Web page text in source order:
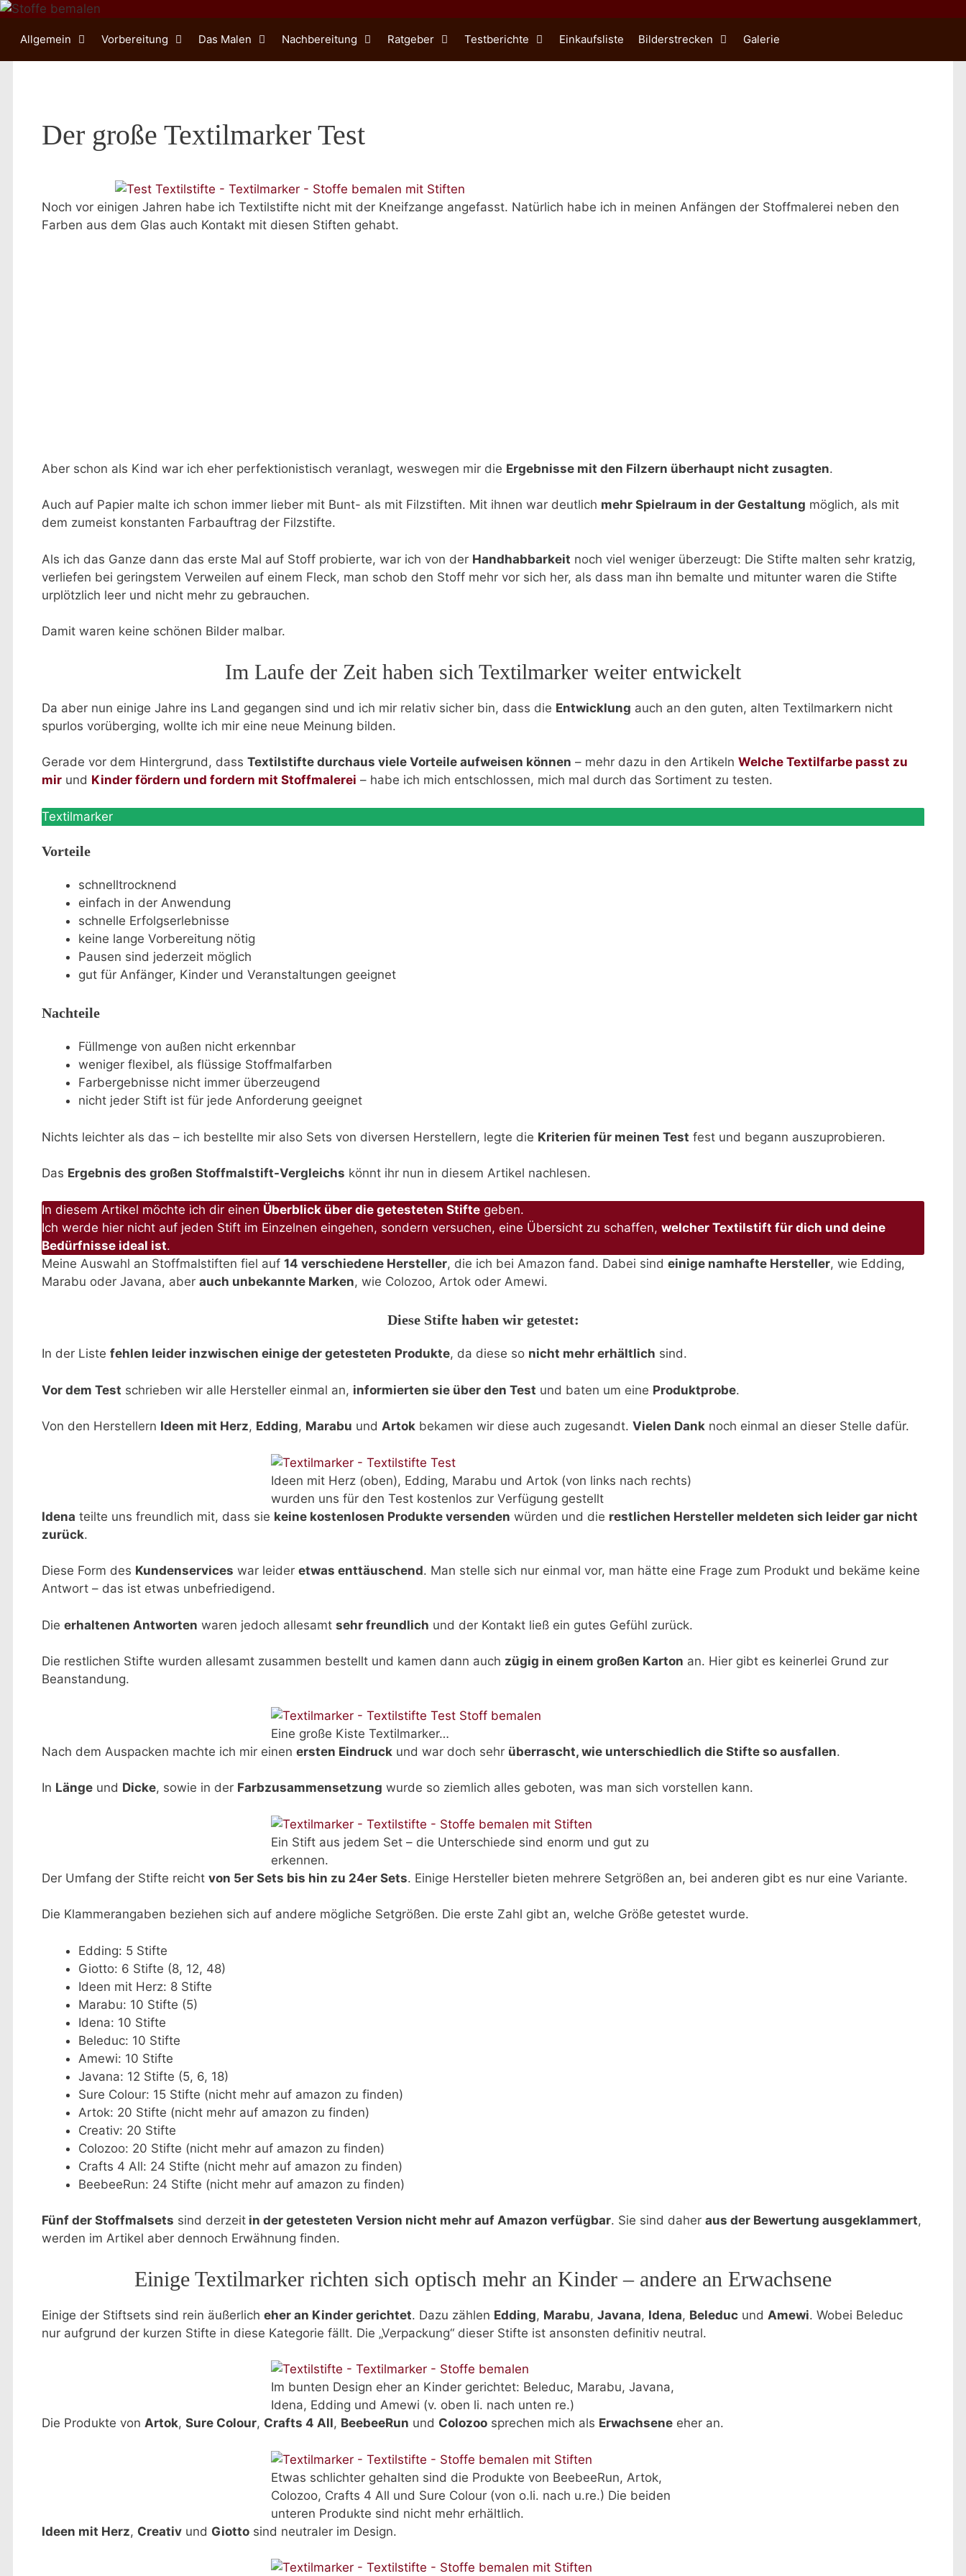
Zum
springen
Allgemein Vorbereitung Das Malen Nachbereitung Ratgeber Testberichte Einkaufsliste Bilderstrecken Galerie
Der große Textilmarker Test
Noch vor einigen Jahren habe ich Textilstifte nicht mit der Kneifzange angefasst. Natürlich habe ich in meinen Anfängen der Stoffmalerei neben den
Farben aus dem Glas auch Kontakt mit diesen Stiften gehabt.
Aber schon als Kind war ich eher perfektionistisch veranlagt, weswegen mir die Ergebnisse mit den Filzern überhaupt nicht zusagten.
Auch auf Papier malte ich schon immer lieber mit Bunt- als mit Filzstiften. Mit ihnen war deutlich mehr Spielraum in der Gestaltung möglich, als mit
dem zumeist konstanten Farbauftrag der Filzstifte.
Als ich das Ganze dann das erste Mal auf Stoff probierte, war ich von der Handhabbarkeit noch viel weniger überzeugt: Die Stifte malten sehr kratzig,
verliefen bei geringstem Verweilen auf einem Fleck, man schob den Stoff mehr vor sich her, als dass man ihn bemalte und mitunter waren die Stifte
urplötzlich leer und nicht mehr zu gebrauchen.
Damit waren keine schönen Bilder malbar.
Im Laufe der Zeit haben sich Textilmarker weiter entwickelt
Da aber nun einige Jahre ins Land gegangen sind und ich mir relativ sicher bin, dass die Entwicklung auch an den guten, alten Textilmarkern nicht
spurlos vorüberging, wollte ich mir eine neue Meinung bilden.
Gerade vor dem Hintergrund, dass Textilstifte durchaus viele Vorteile aufweisen können – mehr dazu in den Artikeln Welche Textilfarbe passt zu
mir und Kinder fördern und fordern mit Stoffmalerei – habe ich mich entschlossen, mich mal durch das Sortiment zu testen.
Textilmarker
Vorteile
schnelltrocknend
einfach in der Anwendung
schnelle Erfolgserlebnisse
keine lange Vorbereitung nötig
Pausen sind jederzeit möglich
gut für Anfänger, Kinder und Veranstaltungen geeignet
Nachteile
Füllmenge von außen nicht erkennbar
weniger flexibel, als flüssige Stoffmalfarben
Farbergebnisse nicht immer überzeugend
nicht jeder Stift ist für jede Anforderung geeignet
Nichts leichter als das – ich bestellte mir also Sets von diversen Herstellern, legte die Kriterien für meinen Test fest und begann auszuprobieren.
Das Ergebnis des großen Stoffmalstift-Vergleichs könnt ihr nun in diesem Artikel nachlesen.
In diesem Artikel möchte ich dir einen Überblick über die getesteten Stifte geben.
Ich werde hier nicht auf jeden Stift im Einzelnen eingehen, sondern versuchen, eine Übersicht zu schaffen, welcher Textilstift für dich und deine
Bedürfnisse ideal ist.
Meine Auswahl an Stoffmalstiften fiel auf 14 verschiedene Hersteller, die ich bei Amazon fand. Dabei sind einige namhafte Hersteller, wie Edding,
Marabu oder Javana, aber auch unbekannte Marken, wie Colozoo, Artok oder Amewi.
Diese Stifte haben wir getestet:
In der Liste fehlen leider inzwischen einige der getesteten Produkte, da diese so nicht mehr erhältlich sind.
Vor dem Test schrieben wir alle Hersteller einmal an, informierten sie über den Test und baten um eine Produktprobe.
Von den Herstellern Ideen mit Herz, Edding, Marabu und Artok bekamen wir diese auch zugesandt. Vielen Dank noch einmal an dieser Stelle dafür.
Ideen mit Herz (oben), Edding, Marabu und Artok (von links nach rechts)
wurden uns für den Test kostenlos zur Verfügung gestellt
Idena teilte uns freundlich mit, dass sie keine kostenlosen Produkte versenden würden und die restlichen Hersteller meldeten sich leider gar nicht
zurück.
Diese Form des Kundenservices war leider etwas enttäuschend. Man stelle sich nur einmal vor, man hätte eine Frage zum Produkt und bekäme keine
Antwort – das ist etwas unbefriedigend.
Die erhaltenen Antworten waren jedoch allesamt sehr freundlich und der Kontakt ließ ein gutes Gefühl zurück.
Die restlichen Stifte wurden allesamt zusammen bestellt und kamen dann auch zügig in einem großen Karton an. Hier gibt es keinerlei Grund zur
Beanstandung.
Eine große Kiste Textilmarker…
Nach dem Auspacken machte ich mir einen ersten Eindruck und war doch sehr überrascht, wie unterschiedlich die Stifte so ausfallen.
In Länge und Dicke, sowie in der Farbzusammensetzung wurde so ziemlich alles geboten, was man sich vorstellen kann.
Ein Stift aus jedem Set – die Unterschiede sind enorm und gut zu
erkennen.
Der Umfang der Stifte reicht von 5er Sets bis hin zu 24er Sets. Einige Hersteller bieten mehrere Setgrößen an, bei anderen gibt es nur eine Variante.
Die Klammerangaben beziehen sich auf andere mögliche Setgrößen. Die erste Zahl gibt an, welche Größe getestet wurde.
Edding: 5 Stifte
Giotto: 6 Stifte (8, 12, 48)
Ideen mit Herz: 8 Stifte
Marabu: 10 Stifte (5)
Idena: 10 Stifte
Beleduc: 10 Stifte
Amewi: 10 Stifte
Javana: 12 Stifte (5, 6, 18)
Sure Colour: 15 Stifte (nicht mehr auf amazon zu finden)
Artok: 20 Stifte (nicht mehr auf amazon zu finden)
Creativ: 20 Stifte
Colozoo: 20 Stifte (nicht mehr auf amazon zu finden)
Crafts 4 All: 24 Stifte (nicht mehr auf amazon zu finden)
BeebeeRun: 24 Stifte (nicht mehr auf amazon zu finden)
Fünf der Stoffmalsets sind derzeit in der getesteten Version nicht mehr auf Amazon verfügbar. Sie sind daher aus der Bewertung ausgeklammert,
werden im Artikel aber dennoch Erwähnung finden.
Einige Textilmarker richten sich optisch mehr an Kinder – andere an Erwachsene
Einige der Stiftsets sind rein äußerlich eher an Kinder gerichtet. Dazu zählen Edding, Marabu, Javana, Idena, Beleduc und Amewi. Wobei Beleduc
nur aufgrund der kurzen Stifte in diese Kategorie fällt. Die „Verpackung“ dieser Stifte ist ansonsten definitiv neutral.
Im bunten Design eher an Kinder gerichtet: Beleduc, Marabu, Javana,
Idena, Edding und Amewi (v. oben li. nach unten re.)
Die Produkte von Artok, Sure Colour, Crafts 4 All, BeebeeRun und Colozoo sprechen mich als Erwachsene eher an.
Etwas schlichter gehalten sind die Produkte von BeebeeRun, Artok,
Colozoo, Crafts 4 All und Sure Colour (von o.li. nach u.re.) Die beiden
unteren Produkte sind nicht mehr erhältlich.
Ideen mit Herz, Creativ und Giotto sind neutraler im Design.